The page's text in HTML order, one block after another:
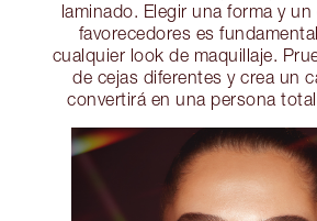
laminado. Elegir una forma y
favorecedores es
cualquier look de maquillaje.
de cejas diferentes y crea un
convertirá en una persona